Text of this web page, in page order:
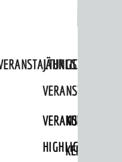
JÄHRLICHE
HIGHLIGHTS
KERWE